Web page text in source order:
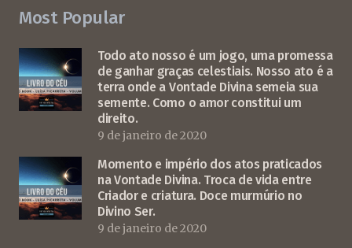
Most Popular
Todo ato nosso é um jogo, uma promessa
de ganhar graças celestiais. Nosso ato é a
terra onde a Vontade Divina semeia sua
semente. Como o amor constitui um
direito.
9 de janeiro de 2020
Momento e império dos atos praticados
na Vontade Divina. Troca de vida entre
Criador e criatura. Doce murmúrio no
Divino Ser.
9 de janeiro de 2020